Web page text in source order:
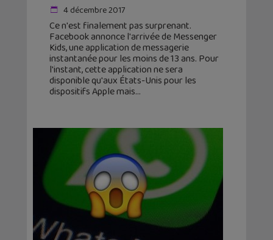
4 décembre 2017
Ce n'est finalement pas surprenant.
Facebook annonce l'arrivée de Messenger
Kids, une application de messagerie
instantanée pour les moins de 13 ans. Pour
l'instant, cette application ne sera
disponible qu'aux États-Unis pour les
dispositifs Apple mais